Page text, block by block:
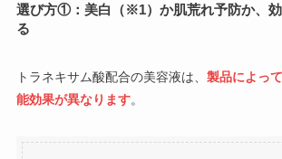
選び方①： 美白（※1）か肌荒れ予防か、
る
トラネキサム酸配合の美容液は、 製品によっ
能効果が異なります。